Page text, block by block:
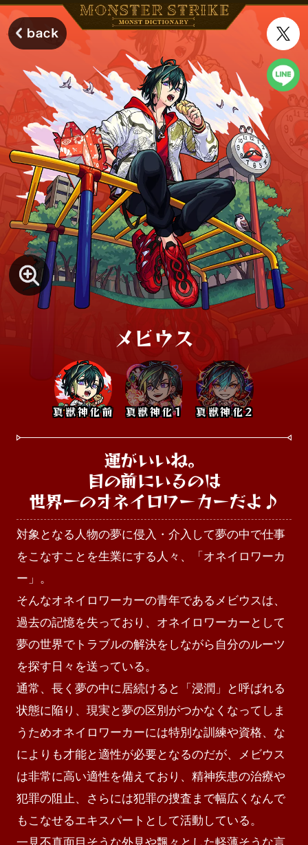
メビウス
真獣神化前 真獣神化1 真獣神化2
運がいいね。
目の前にいるのは
世界一のオネイロワーカーだよ♪
対象となる人物の夢に侵入・介入して夢の中で仕事
をこなすことを生業にする人々、「オネイロワーカ
ー」。
そんなオネイロワーカーの青年であるメビウスは、
過去の記憶を失っており、オネイロワーカーとして
夢の世界でトラブルの解決をしながら自分のルーツ
を探す日々を送っている。
通常、長く夢の中に居続けると「浸潤」と呼ばれる
状態に陥り、現実と夢の区別がつかなくなってしま
うためオネイロワーカーには特別な訓練や資格、な
によりも才能と適性が必要となるのだが、メビウス
は非常に高い適性を備えており、精神疾患の治療や
犯罪の阻止、さらには犯罪の捜査まで幅広くなんで
もこなせるエキスパートとして活動している。
一見不真面目そうな外見や飄々とした軽薄そうな言